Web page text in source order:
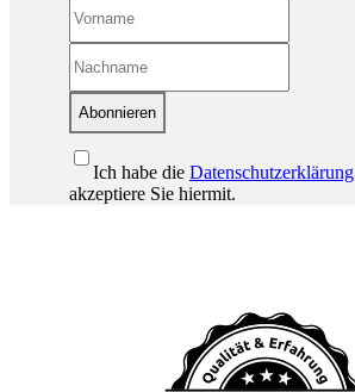
Abonnieren
Ich habe die Datenschutzerklärung
akzeptiere Sie hiermit.